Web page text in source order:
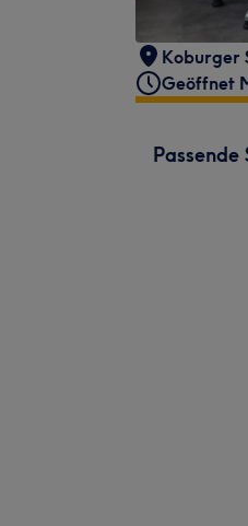
Koburger
Geöffnet
Passende